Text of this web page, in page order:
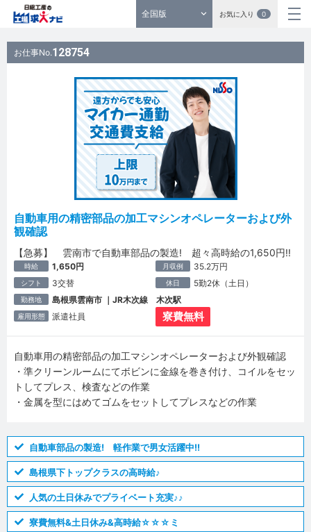
全国版 お気に入り 0
お仕事No.128754
自動車用の精密部品の加工マシンオペレーターおよび外
観確認
【急募】 雲南市で自動車部品の製造! 超々高時給の1,650円!!
時給 1,650円 月収例 35.2万円
シフト 3交替 休日 5勤2休（土日）
勤務地 島根県雲南市 ｜JR木次線 木次駅
雇用形態 派遣社員 寮費無料
自動車用の精密部品の加工マシンオペレーターおよび外観確認
・準クリーンルームにてボビンに金線を巻き付け、コイルをセッ
トしてプレス、検査などの作業
・金属を型にはめてゴムをセットしてプレスなどの作業
自動車部品の製造! 軽作業で男女活躍中!!
島根県下トップクラスの高時給♪
人気の土日休みでプライベート充実♪♪
寮費無料&土日休み&高時給☆☆☆ミ